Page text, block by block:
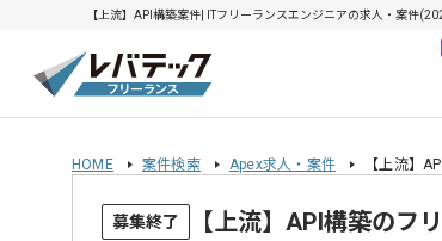
【上流】API構築案件| ITフリーランスエンジニアの求人・案件
HOME 案件検索 Apex求人・案件 【上流】
募集終了 【上流】API構築のフ